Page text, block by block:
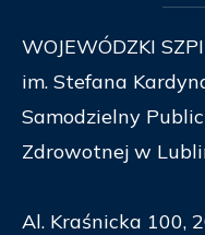
WOJEWÓDZKI
im. Stefana
Samodzielny
Zdrowotnej w
Al. Kraśnicka 100,